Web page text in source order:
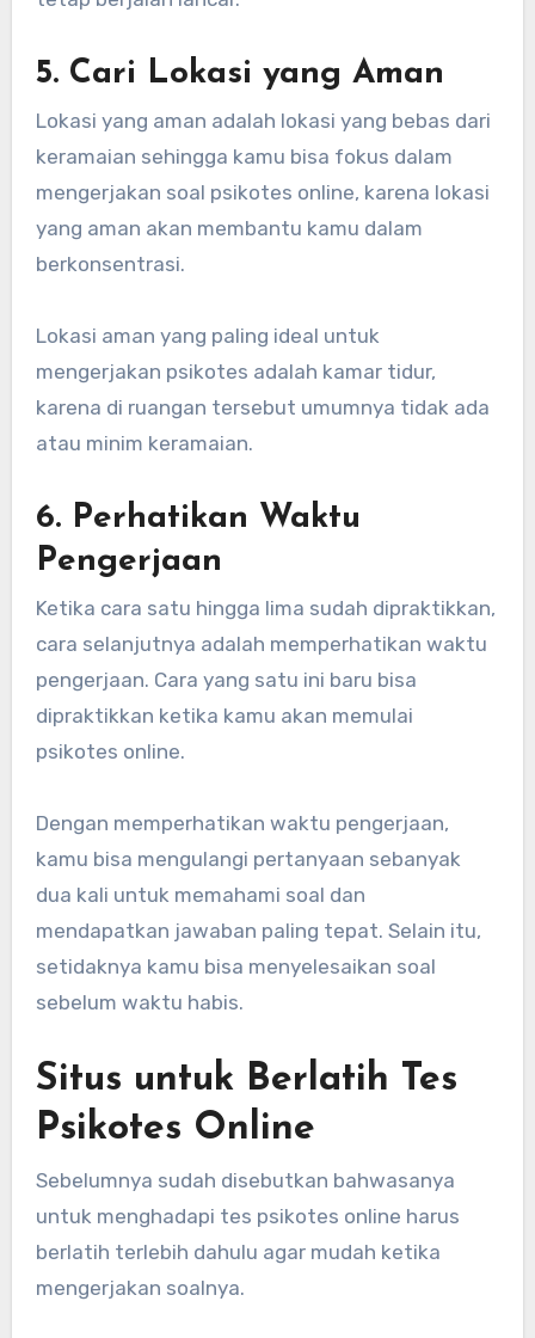
5. Cari Lokasi yang Aman
Lokasi yang aman adalah lokasi yang bebas dari
keramaian sehingga kamu bisa fokus dalam
mengerjakan soal psikotes online, karena lokasi
yang aman akan membantu kamu dalam
berkonsentrasi.
Lokasi aman yang paling ideal untuk
mengerjakan psikotes adalah kamar tidur,
karena di ruangan tersebut umumnya tidak ada
atau minim keramaian.
6. Perhatikan Waktu
Pengerjaan
Ketika cara satu hingga lima sudah dipraktikkan,
cara selanjutnya adalah memperhatikan waktu
pengerjaan. Cara yang satu ini baru bisa
dipraktikkan ketika kamu akan memulai
psikotes online.
Dengan memperhatikan waktu pengerjaan,
kamu bisa mengulangi pertanyaan sebanyak
dua kali untuk memahami soal dan
mendapatkan jawaban paling tepat. Selain itu,
setidaknya kamu bisa menyelesaikan soal
sebelum waktu habis.
Situs untuk Berlatih Tes
Psikotes Online
Sebelumnya sudah disebutkan bahwasanya
untuk menghadapi tes psikotes online harus
berlatih terlebih dahulu agar mudah ketika
mengerjakan soalnya.